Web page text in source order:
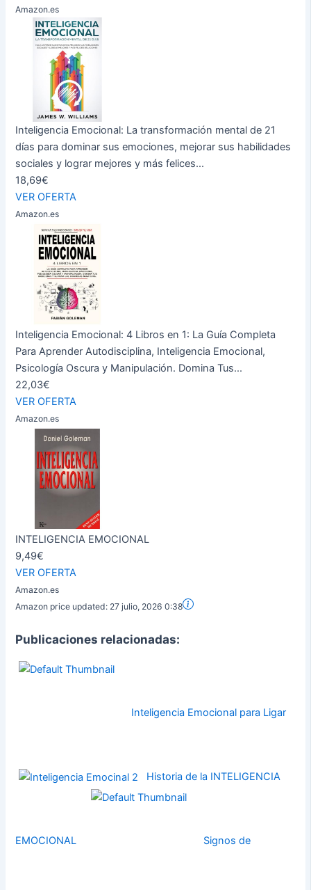
Amazon.es
Inteligencia Emocional: La transformación mental de 21
días para dominar sus emociones, mejorar sus habilidades
sociales y lograr mejores y más felices...
18,69€
VER OFERTA
Amazon.es
Inteligencia Emocional: 4 Libros en 1: La Guía Completa
Para Aprender Autodisciplina, Inteligencia Emocional,
Psicología Oscura y Manipulación. Domina Tus...
22,03€
VER OFERTA
Amazon.es
INTELIGENCIA EMOCIONAL
9,49€
VER OFERTA
Amazon.es
Amazon price updated: 27 julio, 2026 0:38
Publicaciones relacionadas:
Inteligencia Emocional para Ligar
Historia de la INTELIGENCIA
EMOCIONAL Signos de